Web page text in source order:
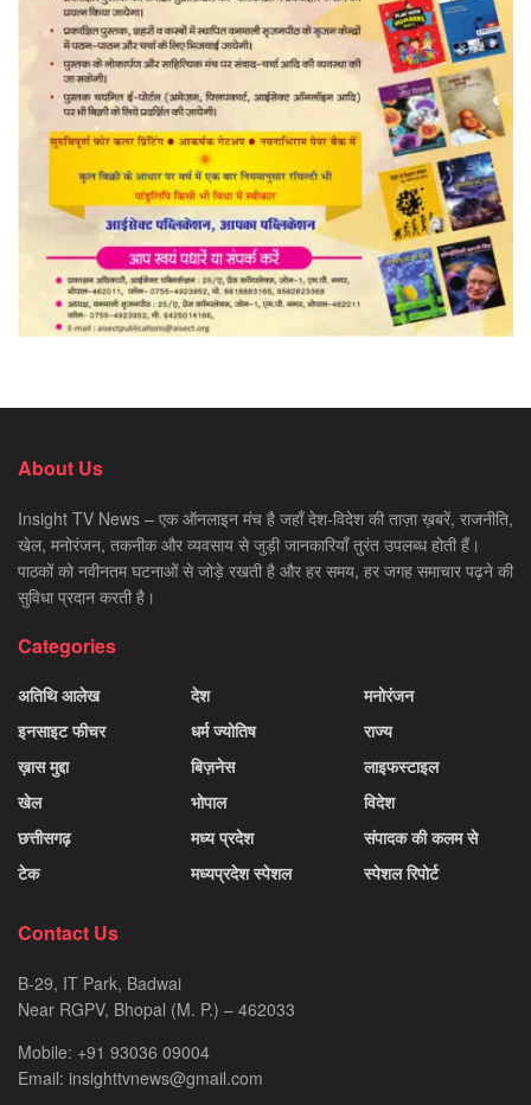
About Us
Insight TV News – एक ऑनलाइन मंच है जहाँ देश-विदेश की ताज़ा ख़बरें, राजनीति,
खेल, मनोरंजन, तकनीक और व्यवसाय से जुड़ी जानकारियाँ तुरंत उपलब्ध होती हैं।
पाठकों को नवीनतम घटनाओं से जोड़े रखती है और हर समय, हर जगह समाचार पढ़ने की
सुविधा प्रदान करती है।
Categories
अतिथि आलेख
इनसाइट फीचर
ख़ास मुद्दा
खेल
छत्तीसगढ़
टेक
देश
धर्म ज्योतिष
बिज़नेस
भोपाल
मध्य प्रदेश
मध्यप्रदेश स्पेशल
मनोरंजन
राज्य
लाइफस्टाइल
विदेश
संपादक की कलम से
स्पेशल रिपोर्ट
Contact Us
B-29, IT Park, Badwai
Near RGPV, Bhopal (M. P.) – 462033
Mobile: +91 93036 09004
Email: insighttvnews@gmail.com